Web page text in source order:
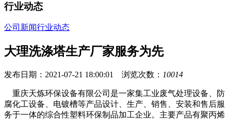
行业动态
公司新闻行业动态
大理洗涤塔生产厂家服务为先
发布日期：2021-07-21 18:00:01 浏览次数： 10014
重庆天炼环保设备有限公司是一家集工业废气处理设备、防
腐化工设备、电镀槽等产品设计、生产、销售、安装和售后服
务于一体的综合性塑料环保制品加工企业。主要产品有聚丙烯